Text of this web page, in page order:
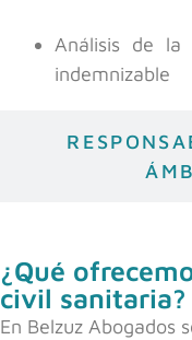
Análisis de
indemnizable
¿Qué
civil sanitaria?
En Belzuz Abogados